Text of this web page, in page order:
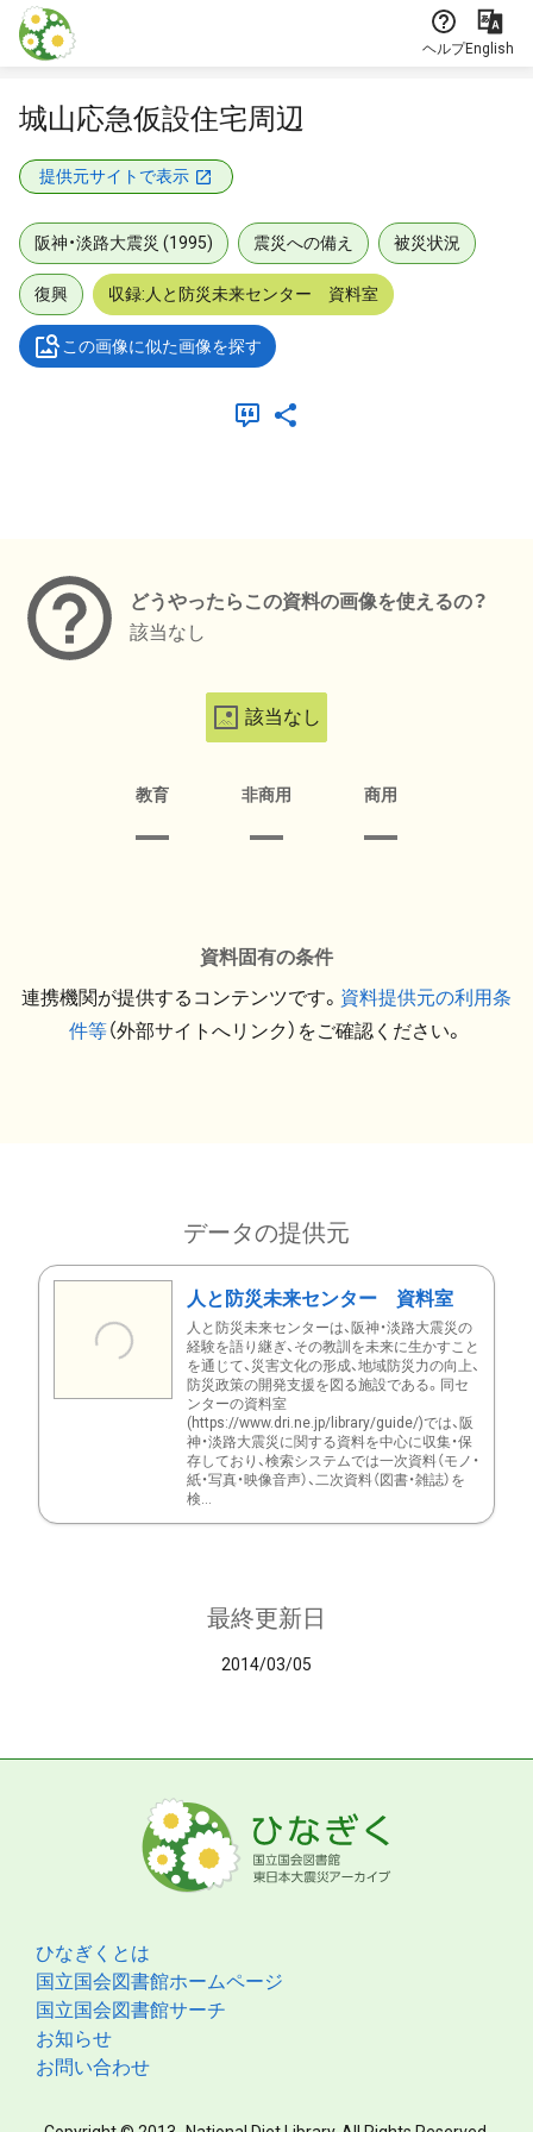
本文に飛ぶ
ヘルプEnglish
城山応急仮設住宅周辺
提供元サイトで表示
阪神・淡路大震災 (1995) 震災への備え 被災状況
復興 収録:人と防災未来センター 資料室
この画像に似た画像を探す
どうやったらこの資料の画像を使えるの？
該当なし
該当なし
教育 非商用 商用
資料固有の条件
連携機関が提供するコンテンツです。 資料提供元の利用条
件等（外部サイトへリンク）をご確認ください。
データの提供元
人と防災未来センター 資料室
人と防災未来センターは、阪神・淡路大震災の
経験を語り継ぎ、その教訓を未来に生かすこと
を通じて、災害文化の形成、地域防災力の向上、
防災政策の開発支援を図る施設である。同セ
ンターの資料室
(https://www.dri.ne.jp/library/guide/)では、阪
神・淡路大震災に関する資料を中心に収集・保
存しており、検索システムでは一次資料（モノ・
紙・写真・映像音声）、二次資料（図書・雑誌）を
検...
最終更新日
2014/03/05
ひなぎくとは
国立国会図書館ホームページ
国立国会図書館サーチ
お知らせ
お問い合わせ